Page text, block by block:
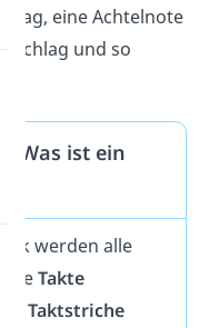
eine Achtelnote
Schlag und so
Was ist ein
werden alle
Takte
Taktstriche